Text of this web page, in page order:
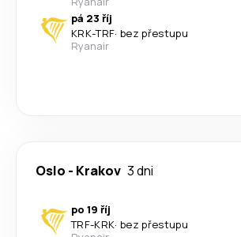
pá 23 říj
KRK-TRF· bez přestupu
Ryanair
Oslo - Krakov 3 dni
po 19 říj
TRF-KRK· bez přestupu